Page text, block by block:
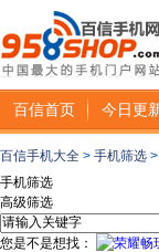
百信首页 今日更
百信手机大全 > 手机筛选 >
手机筛选
高级筛选
您是不是想找：